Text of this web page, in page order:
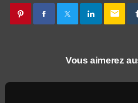
email
Vous aimerez